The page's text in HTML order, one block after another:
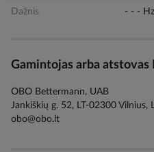
Dažnis - - - Hz
Gamintojas arba atstovas
OBO Bettermann, UAB
Jankiškių g. 52, LT-02300 Vilnius,
obo@obo.lt